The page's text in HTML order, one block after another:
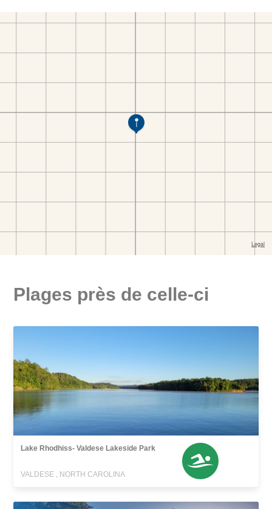
Plages près de celle-ci
Lake Rhodhiss- Valdese Lakeside Park
VALDESE , NORTH CAROLINA